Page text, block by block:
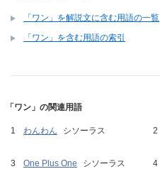
「ワン」を解説文に含む用語の一覧
「ワン」を含む用語の索引
「ワン」の関連用語
わんわん シソーラス
One Plus One
シソーラス